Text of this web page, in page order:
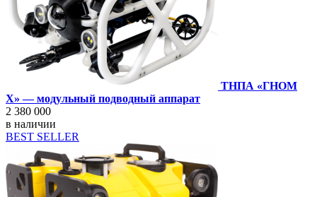
ТНПА «ГНОМ
X» — модульный подводный аппарат
2 380 000
в наличии
BEST SELLER